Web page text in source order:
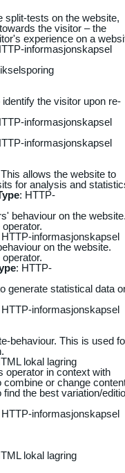
split-tests on the website,
the visitor – the
experience on a
informasjonskapsel
the visitor upon re-
informasjonskapsel
informasjonskapsel
allows the website to
for analysis and
: HTTP-
behaviour on the
HTTP-informasjonskapsel
on the website.
: HTTP-
generate statistical data
HTTP-informasjonskapsel
behaviour. This is used
lokal lagring
operator in context with
or change
the best variation/
HTTP-informasjonskapsel
lokal lagring